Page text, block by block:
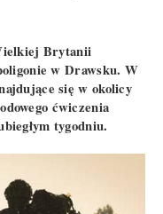
Brytanii
w Drawsku. W
się w okolicy
ćwiczenia
tygodniu.